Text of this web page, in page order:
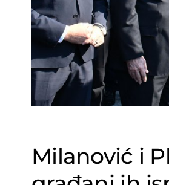
Milanović i